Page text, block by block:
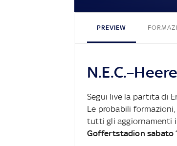
PREVIEW
Segui live la partita di
Le probabili
tutti gli aggiornamenti
Goffertstadion sabato